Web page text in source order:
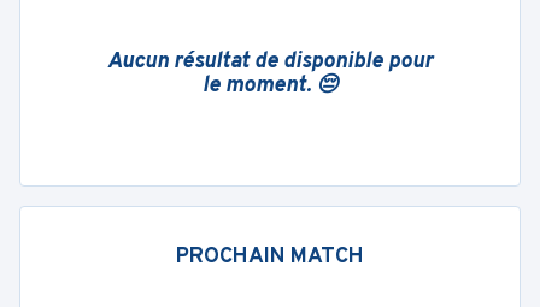
Aucun résultat de disponible pour
le moment. 😔
PROCHAIN MATCH